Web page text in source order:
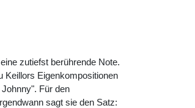
zutiefst berührende Note.
Keillors Eigenkompositionen
Für den
sagt sie den Satz: